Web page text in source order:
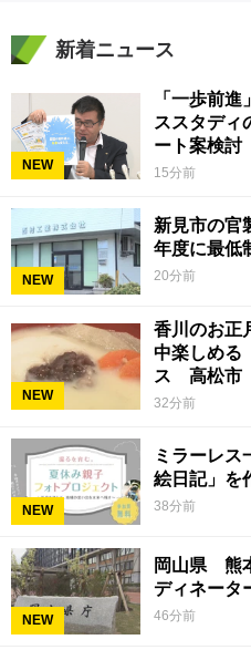
新着ニュース
NEW
「一歩前
ススタデ
ート案検討
15分前
NEW
新見市の
年度に最低
20分前
NEW
香川のお正
中楽しめる
ス 高松市
32分前
NEW
ミラーレス
絵日記」
38分前
NEW
岡山県 熊
ディネータ
46分前